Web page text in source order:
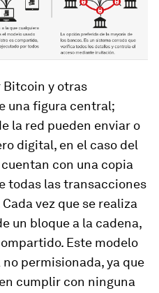
Bitcoin y otras
una figura central;
la red pueden enviar o
digital, en el caso del
con una copia
todas las transacciones
vez que se realiza
un bloque a la cadena,
Este modelo
permisionada, ya que
cumplir con ninguna